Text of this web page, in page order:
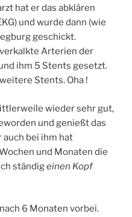
hat er das abklären
und wurde dann (wie
geschickt.
Arterien der
ihm 5 Stents gesetzt.
Stents. Oha !
wieder sehr gut,
und genießt das
auch bei ihm hat
und Monaten die
ständigeinen Kopf
6 Monaten vorbei.